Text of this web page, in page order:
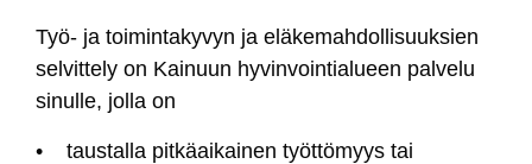
Työ- ja toi­min­ta­ky­vyn ja elä­ke­mah­dol­li­suuk­sien
sel­vit­te­ly on Kai­nuun hy­vin­voin­tia­lueen pal­ve­lu
si­nul­le, jol­la on
• taus­tal­la pit­käai­kai­nen työt­tö­myys tai